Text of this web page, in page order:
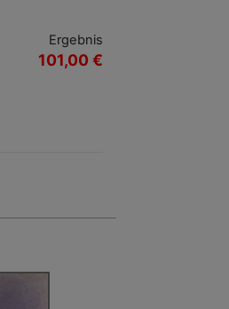
Ergebnis
101,00 €